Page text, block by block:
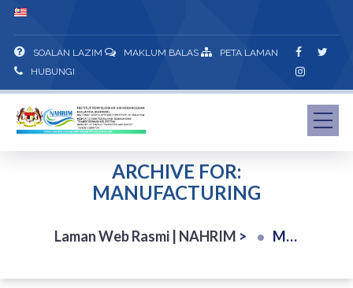
SOALAN LAZIM MAKLUM BALAS
PETA LAMAN
HUBUNGI
ARCHIVE FOR:
MANUFACTURING
Laman Web Rasmi | NAHRIM > Manufacturing